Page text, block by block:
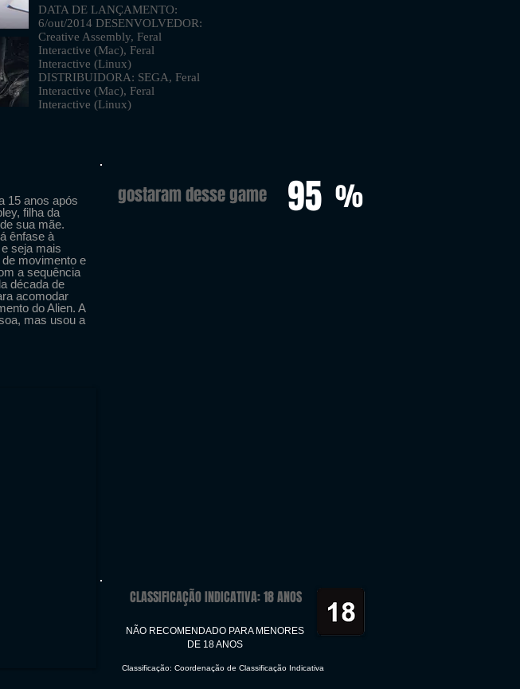
DATA DE LANÇAMENTO:
6/out/2014 DESENVOLVEDOR:
Creative Assembly, Feral
Interactive (Mac), Feral
Interactive (Linux)
DISTRIBUIDORA: SEGA, Feral
Interactive (Mac), Feral
Interactive (Linux)
15 anos após
filha da
sua mãe.
ênfase à
seja mais
movimento e
a sequência
década de
acomodar
do Alien. A
mas usou a
gostaram desse game 95 %
CLASSIFICAÇÃO INDICATIVA: 18 ANOS
NÃO RECOMENDADO PARA MENORES
DE 18 ANOS
Classificação: Coordenação de Classificação Indicativa